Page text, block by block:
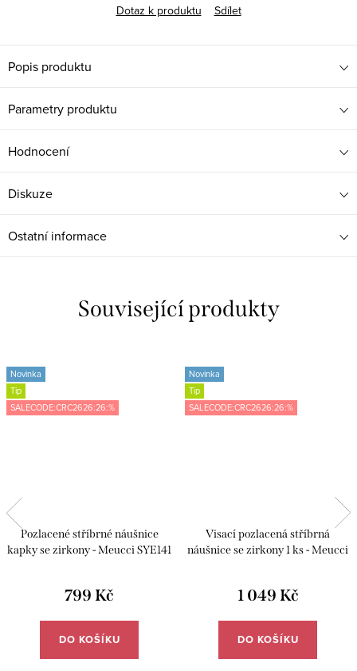
Dotaz k produktu
Sdílet
Popis produktu
Parametry produktu
Hodnocení
Diskuze
Ostatní informace
Související produkty
Novinka
Tip
SALECODE:CRC2626:26:%
Pozlacené stříbrné náušnice
kapky se zirkony - Meucci SYE141
799 Kč
DO KOŠÍKU
Novinka
Tip
SALECODE:CRC2626:26:%
Visací pozlacená stříbrná
náušnice se zirkony 1 ks - Meucci
1 049 Kč
DO KOŠÍKU